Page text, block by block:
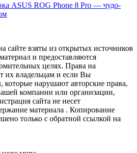
ASUS ROG Phone 8 Pro — чудо-
сайте взяты из открытых источников
и предоставляются
целях. Права на
их владельцам и если Вы
нарушают авторские права,
компании или организации,
сайта не несет
материала . Копирование
только с обратной ссылкой на